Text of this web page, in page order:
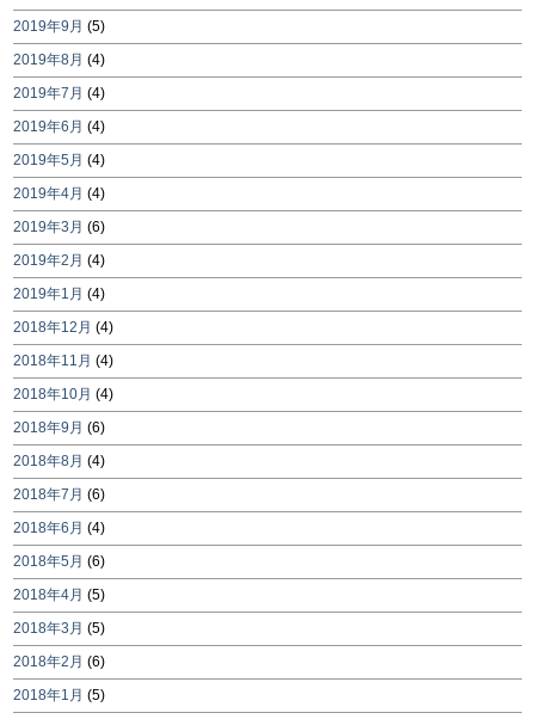
2019年9月 (5)
2019年8月 (4)
2019年7月 (4)
2019年6月 (4)
2019年5月 (4)
2019年4月 (4)
2019年3月 (6)
2019年2月 (4)
2019年1月 (4)
2018年12月 (4)
2018年11月 (4)
2018年10月 (4)
2018年9月 (6)
2018年8月 (4)
2018年7月 (6)
2018年6月 (4)
2018年5月 (6)
2018年4月 (5)
2018年3月 (5)
2018年2月 (6)
2018年1月 (5)